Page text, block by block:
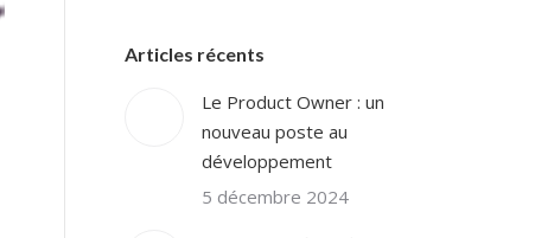
Articles récents
Le Product Owner : un
nouveau poste au
développement
5 décembre 2024